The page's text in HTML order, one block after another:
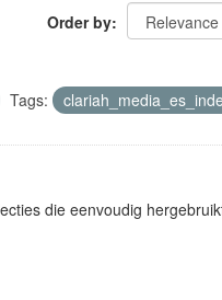
Order by
Tags:
die eenvoudig